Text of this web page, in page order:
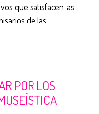
que satisfacen las
de las
POR LOS